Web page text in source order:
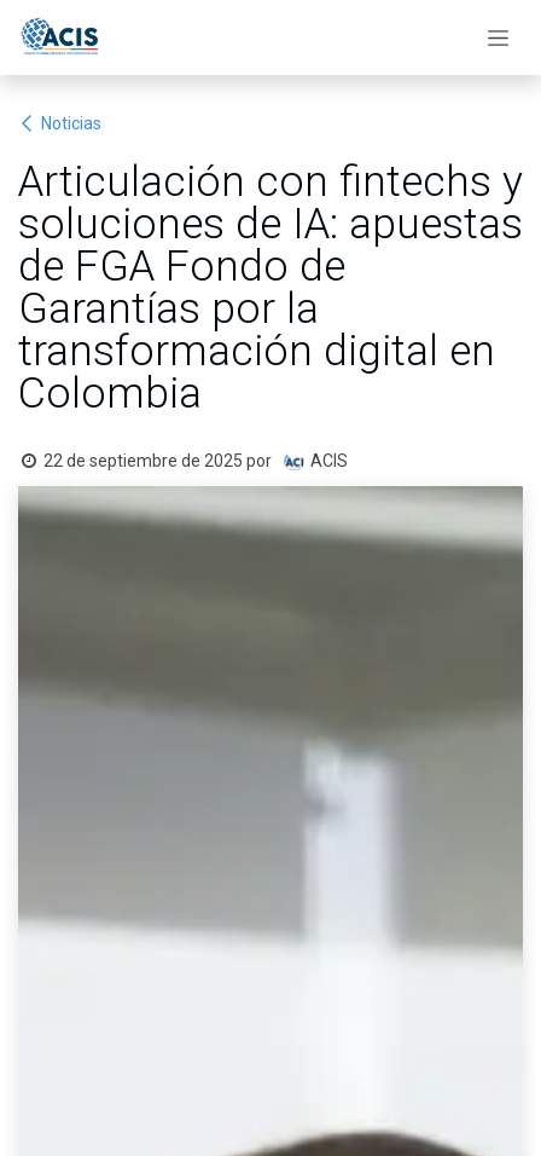
Noticias
Articulación con fintechs y
soluciones de IA: apuestas
de FGA Fondo de
Garantías por la
transformación digital en
Colombia
22 de septiembre de 2025 por ACIS